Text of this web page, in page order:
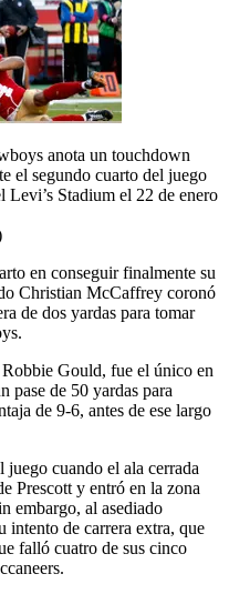
anota un touchdown
el segundo cuarto del juego
Stadium el 22 de enero
en conseguir finalmente su
Christian McCaffrey coronó
de dos yardas para tomar
Gould, fue el único en
pase de 50 yardas para
de 9-6, antes de ese largo
cuando el ala cerrada
Prescott y entró en la zona
embargo, al asediado
intento de carrera extra, que
falló cuatro de sus cinco